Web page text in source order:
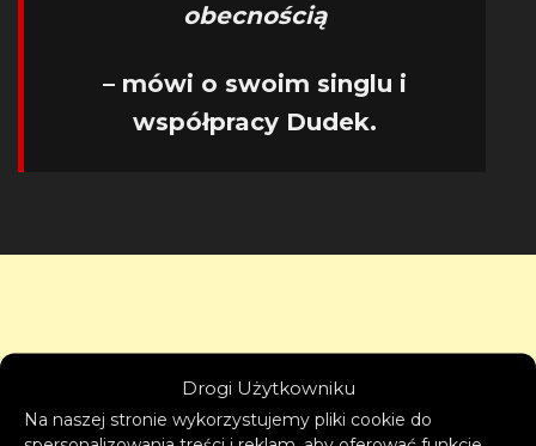
Drogi Użytkowniku
Na naszej stronie wykorzystujemy pliki cookie do
obecnością
– mówi o swoim singlu i
współpracy Dudek.